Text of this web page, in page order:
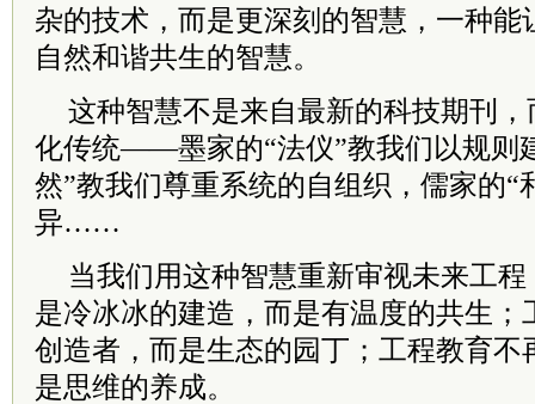
杂的技术，而是更深刻的智慧，一种能
自然和谐共生的智慧。
这种智慧不是来自最新的科技期刊
化传统——墨家的“法仪”教我们以规则
然”教我们尊重系统的自组织，儒家的“
异……
当我们用这种智慧重新审视未来工
是冷冰冰的建造，而是有温度的共生；
创造者，而是生态的园丁；工程教育不
是思维的养成。